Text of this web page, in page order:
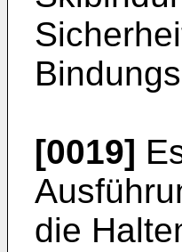
[0019]
die